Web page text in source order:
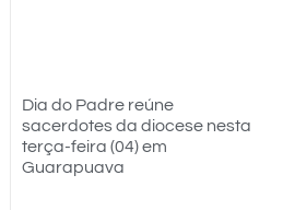
Dia do Padre reúne
sacerdotes da diocese nesta
terça-feira (04) em
Guarapuava